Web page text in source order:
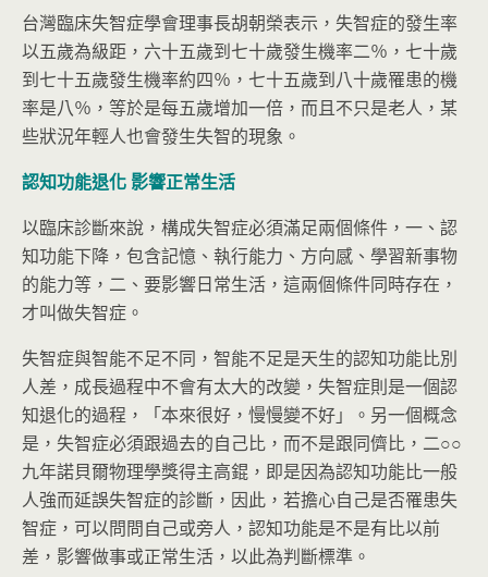
台灣臨床失智症學會理事長胡朝榮表示，失智症的發生率
以五歲為級距，六十五歲到七十歲發生機率二％，七十歲
到七十五歲發生機率約四％，七十五歲到八十歲罹患的機
率是八％，等於是每五歲增加一倍，而且不只是老人，某
些狀況年輕人也會發生失智的現象。
認知功能退化 影響正常生活
以臨床診斷來說，構成失智症必須滿足兩個條件，一、認
知功能下降，包含記憶、執行能力、方向感、學習新事物
的能力等，二、要影響日常生活，這兩個條件同時存在，
才叫做失智症。
失智症與智能不足不同，智能不足是天生的認知功能比別
人差，成長過程中不會有太大的改變，失智症則是一個認
知退化的過程，「本來很好，慢慢變不好」。另一個概念
是，失智症必須跟過去的自己比，而不是跟同儕比，二○○
九年諾貝爾物理學獎得主高錕，即是因為認知功能比一般
人強而延誤失智症的診斷，因此，若擔心自己是否罹患失
智症，可以問問自己或旁人，認知功能是不是有比以前
差，影響做事或正常生活，以此為判斷標準。